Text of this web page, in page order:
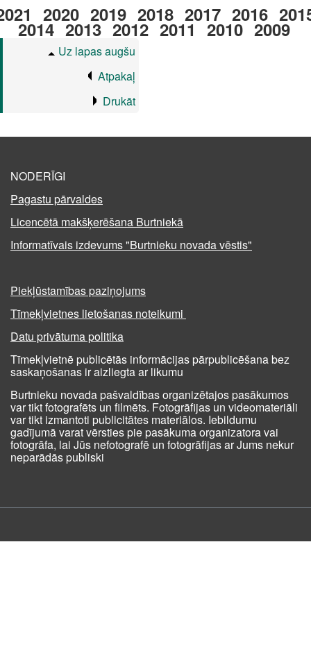
2020 2019 2018 2017 2016
2014 2013 2012 2011 2010 2009
Uz lapas augšu
Atpakaļ
Drukāt
NODERĪGI
Pagastu pārvaldes
Licencētā makšķerēšana Burtniekā
Informatīvais izdevums "Burtnieku novada vēstis"
Piekļūstamības paziņojums
Tīmekļvietnes lietošanas noteikumi
Datu privātuma politika
Tīmekļvietnē publicētās informācijas pārpublicēšana bez
saskaņošanas ir aizliegta ar likumu
Burtnieku novada pašvaldības organizētajos pasākumos
var tikt fotografēts un filmēts. Fotogrāfijas un videomateriāli
var tikt izmantoti publicitātes materiālos. Iebildumu
gadījumā varat vērsties pie pasākuma organizatora vai
fotogrāfa, lai Jūs nefotografē un fotogrāfijas ar Jums nekur
neparādās publiski